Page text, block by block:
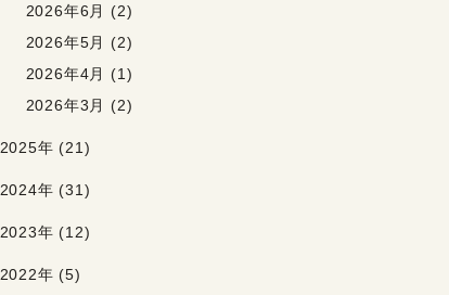
2026年6月 (2)
2026年5月 (2)
2026年4月 (1)
2026年3月 (2)
2025年 (21)
2024年 (31)
2023年 (12)
2022年 (5)